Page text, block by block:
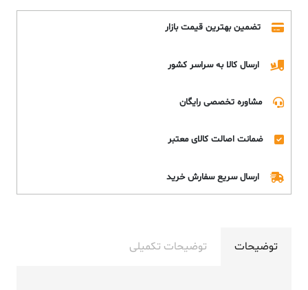
تضمین بهترین قیمت بازار
ارسال کالا به سراسر کشور
مشاوره تخصصی رایگان
ضمانت اصالت کالای معتبر
ارسال سریع سفارش خرید
توضیحات توضیحات تکمیلی